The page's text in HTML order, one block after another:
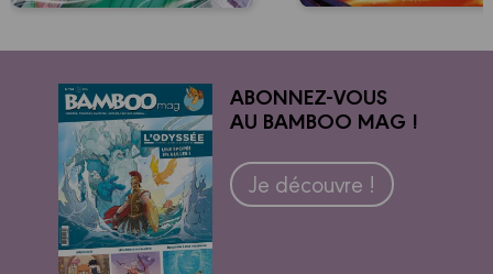
ABONNEZ-VOUS
AU BAMBOO MAG !
Je découvre !